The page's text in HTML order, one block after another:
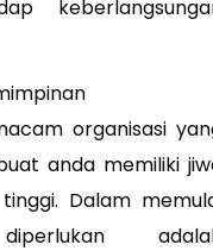
organisasi
anda memiliki
Dalam